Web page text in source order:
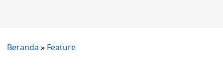
Beranda » Feature